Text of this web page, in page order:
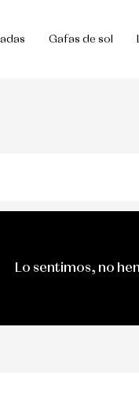
Gafas de sol
Lo sentimos, no